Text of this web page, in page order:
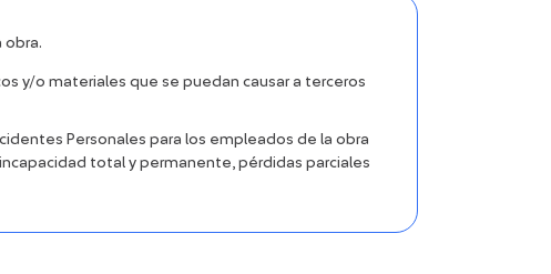
obra.
y/o materiales que se puedan causar a terceros
Personales para los empleados de la obra
total y permanente, pérdidas parciales